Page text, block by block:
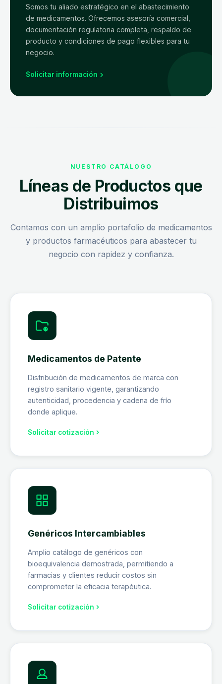
Somos tu aliado estratégico en el abastecimiento
de medicamentos. Ofrecemos asesoría comercial,
documentación regulatoria completa, respaldo de
producto y condiciones de pago flexibles para tu
negocio.
Solicitar información
NUESTRO CATÁLOGO
Líneas de Productos que
Distribuimos
Contamos con un amplio portafolio de medicamentos
y productos farmacéuticos para abastecer tu
negocio con rapidez y confianza.
Medicamentos de Patente
Distribución de medicamentos de marca con
registro sanitario vigente, garantizando
autenticidad, procedencia y cadena de frío
donde aplique.
Solicitar cotización
Genéricos Intercambiables
Amplio catálogo de genéricos con
bioequivalencia demostrada, permitiendo a
farmacias y clientes reducir costos sin
comprometer la eficacia terapéutica.
Solicitar cotización